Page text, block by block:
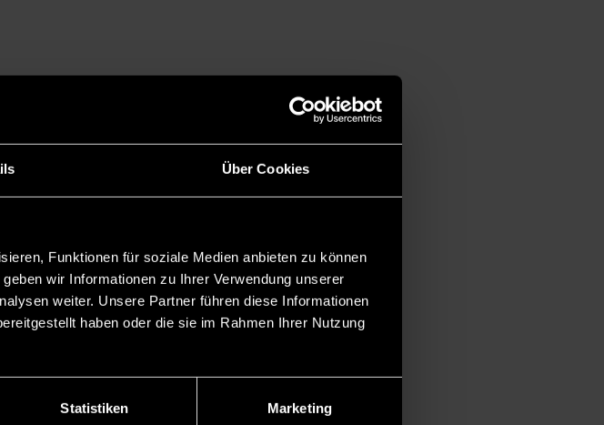
Über Cookies
Funktionen für soziale Medien anbieten zu können
wir Informationen zu Ihrer Verwendung unserer
weiter. Unsere Partner führen diese Informationen
haben oder die sie im Rahmen Ihrer Nutzung
Statistiken Marketing